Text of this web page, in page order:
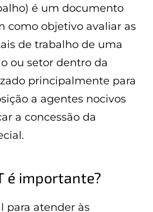
é um documento
como objetivo avaliar as
de trabalho de uma
ou setor dentro da
principalmente para
a agentes nocivos
a concessão da
é importante?
para atender às